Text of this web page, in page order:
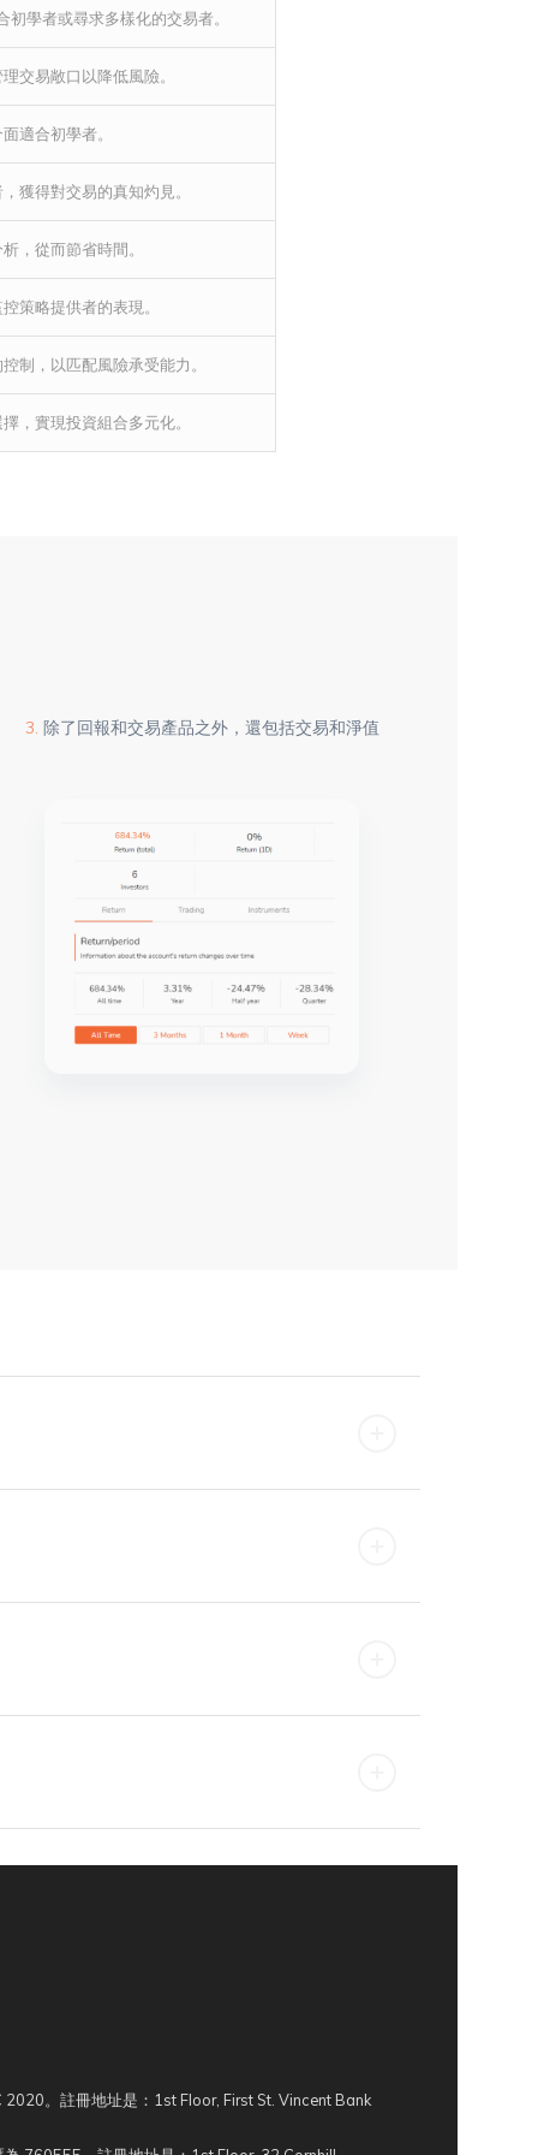
學者或尋求多樣化的交易者。
交易敞口以降低風險。
適合初學者。
獲得對交易的真知灼見。
，從而節省時間。
策略提供者的表現。
制，以匹配風險承受能力。
，實現投資組合多元化。
3. 除了回報和交易產品之外，還包括交易和淨值
。註冊地址是：1st Floor, First St. Vincent Bank